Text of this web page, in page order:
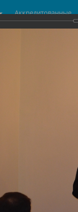
Аккредитованные
центры